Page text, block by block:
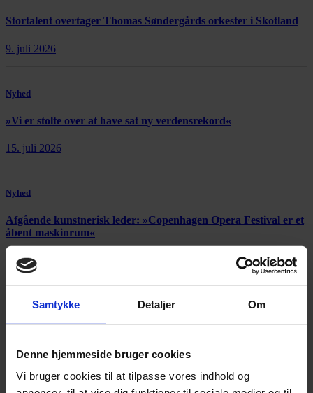
Samtykke Detaljer Om
Denne hjemmeside bruger cookies
Vi bruger cookies til at tilpasse vores indhold og
Stortalent overtager Thomas Søndergårds orkester i Skotland
9. juli 2026
Nyhed
»Vi er stolte over at have sat ny verdensrekord«
15. juli 2026
Nyhed
Afgående kunstnerisk leder: »Copenhagen Opera Festival er et
åbent maskinrum«
21. juli 2026
Annonce